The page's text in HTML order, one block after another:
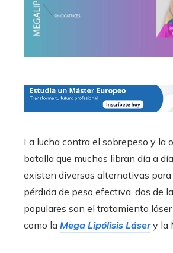
La lucha contra el sobrepeso y la
batalla que muchos libran día a
existen diversas alternativas para
pérdida de peso efectiva, dos de
populares son el tratamiento
como la Mega Lipólisis Lásery la